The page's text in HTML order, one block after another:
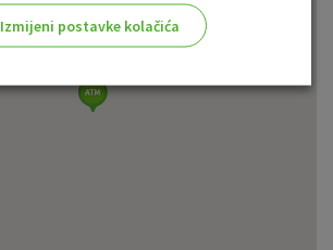
Izmijeni postavke kolačića